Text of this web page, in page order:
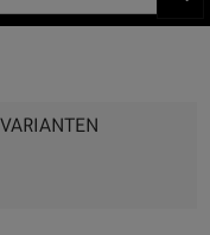
VARIANTEN